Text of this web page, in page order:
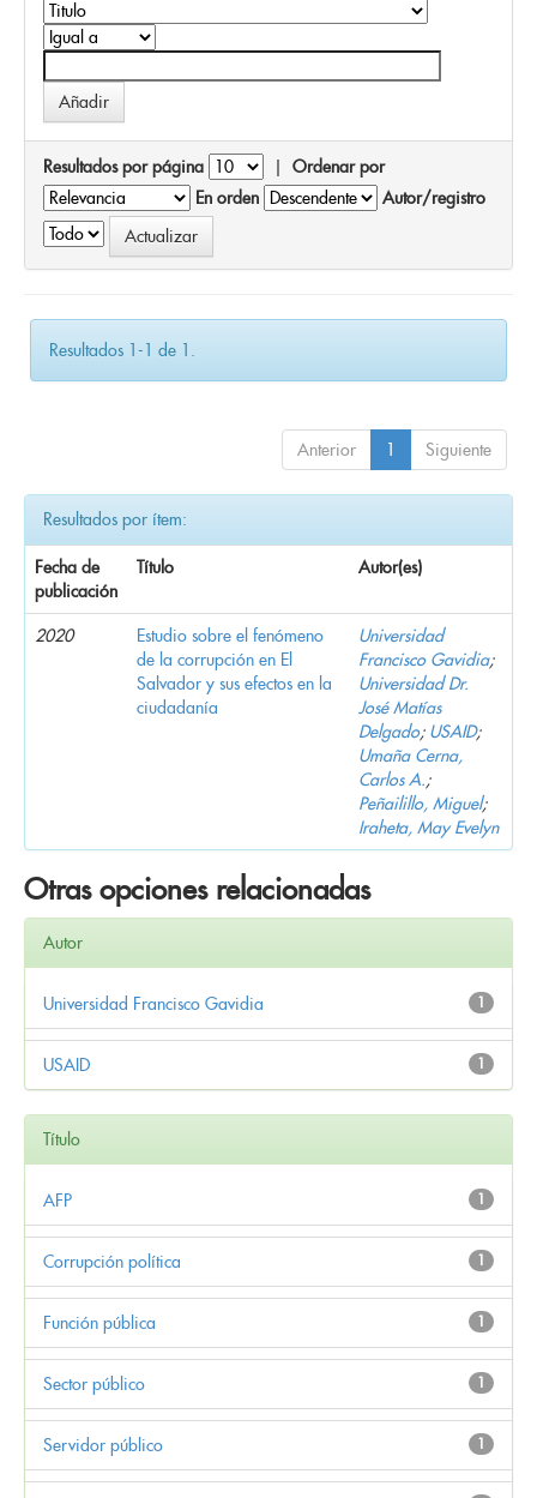
Resultados por página | Ordenar por
En orden
Autor/registro
Resultados 1-1 de 1.
Anterior 1 Siguiente
Resultados por ítem:
Fecha de
publicación
Título Autor(es)
2020
Estudio sobre el fenómeno
de la corrupción en El
Salvador y sus efectos en la
ciudadanía
Universidad
Francisco Gavidia;
Universidad Dr.
José Matías
Delgado; USAID;
Umaña Cerna,
Carlos A.;
Peñailillo, Miguel;
Iraheta, May Evelyn
Otras opciones relacionadas
Autor
1
Universidad Francisco Gavidia
1
USAID
Título
1
AFP
1
Corrupción política
1
Función pública
1
Sector público
1
Servidor público